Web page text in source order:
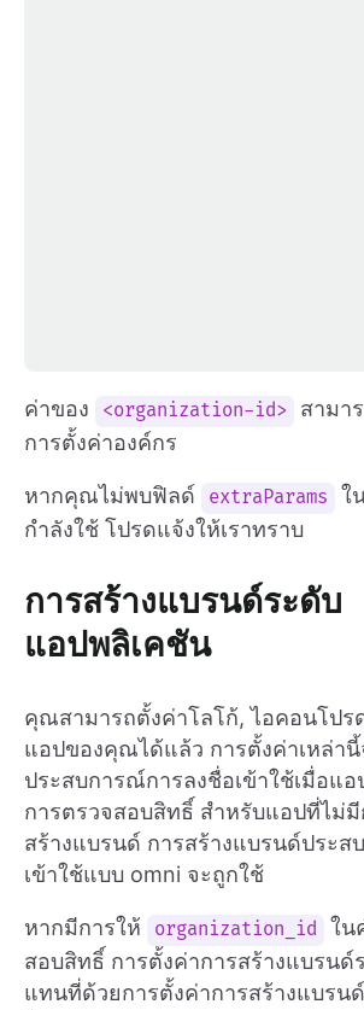
ค่าของ <organization-id>
สามา
การตั้งค่าองค์กร
หากคุณไม่พบฟิลด์ extraParams
ใ
กำลังใช้ โปรดแจ้งให้เราทราบ
การสร้างแบรนด์ระดับ
แอปพลิเคชัน
คุณสามารถตั้งค่าโลโก้, ไอคอนโปร
แอปของคุณได้แล้ว การตั้งค่าเหล่านี้
ประสบการณ์การลงชื่อเข้าใช้เมื่อแ
การตรวจสอบสิทธิ์ สำหรับแอปที่ไม่มี
สร้างแบรนด์ การสร้างแบรนด์ประส
เข้าใช้แบบ omni จะถูกใช้
หากมีการให้ organization_id
ใน
สอบสิทธิ์ การตั้งค่าการสร้างแบรนด์
แทนที่ด้วยการตั้งค่าการสร้างแบรน